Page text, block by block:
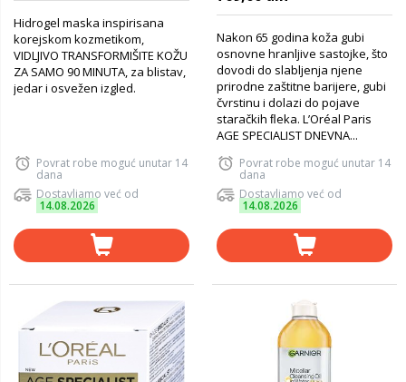
Hidrogel maska inspirisana
korejskom kozmetikom,
VIDLJIVO TRANSFORMIŠITE KOŽU
ZA SAMO 90 MINUTA, za blistav,
jedar i osvežen izgled.
Povrat robe moguć unutar 14
dana
Dostavljamo već od
14.08.2026
Nakon 65 godina koža gubi
osnovne hranljive sastojke, što
dovodi do slabljenja njene
prirodne zaštitne barijere, gubi
čvrstinu i dolazi do pojave
staračkih ﬂeka. L’Oréal Paris
AGE SPECIALIST DNEVNA...
Povrat robe moguć unutar 14
dana
Dostavljamo već od
14.08.2026